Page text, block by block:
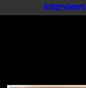
Interviews